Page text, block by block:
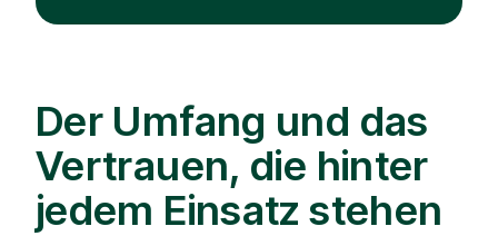
Der Umfang und das
Vertrauen, die hinter
jedem Einsatz stehen